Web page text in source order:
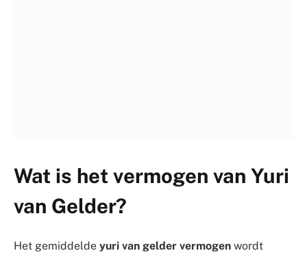
Wat is het vermogen van Yuri
van Gelder?
Het gemiddelde yuri van gelder vermogen wordt